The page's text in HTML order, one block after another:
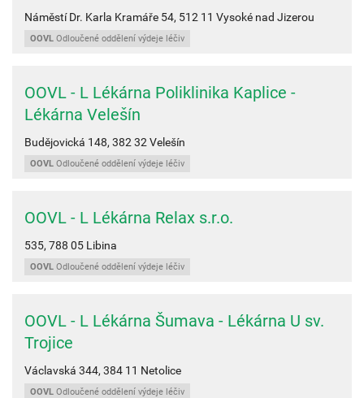
Náměstí Dr. Karla Kramáře 54, 512 11 Vysoké nad Jizerou
OOVL Odloučené oddělení výdeje léčiv
OOVL - L Lékárna Poliklinika Kaplice -
Lékárna Velešín
Budějovická 148, 382 32 Velešín
OOVL Odloučené oddělení výdeje léčiv
OOVL - L Lékárna Relax s.r.o.
535, 788 05 Libina
OOVL Odloučené oddělení výdeje léčiv
OOVL - L Lékárna Šumava - Lékárna U sv.
Trojice
Václavská 344, 384 11 Netolice
OOVL Odloučené oddělení výdeje léčiv